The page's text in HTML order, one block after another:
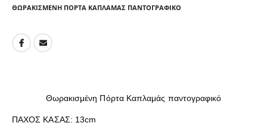
ΘΩΡΑΚΙΣΜΈΝΗ ΠΌΡΤΑ ΚΑΠΛΑΜΆΣ ΠΑΝΤΟΓΡΑΦΙΚΌ
Θωρακισμένη Πόρτα Καπλαμάς παντογραφικό
ΠΑΧΟΣ ΚΑΣΑΣ: 13cm